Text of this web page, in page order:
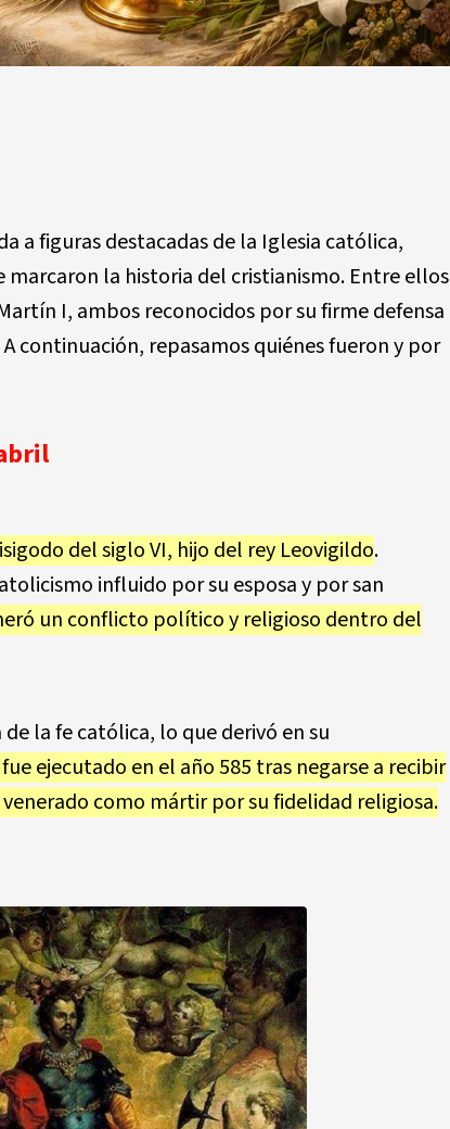
a figuras destacadas de la Iglesia católica,
la historia del cristianismo. Entre ellos
I, ambos reconocidos por su firme defensa
continuación, repasamos quiénes fueron y por
del siglo VI, hijo del rey Leovigildo.
influido por su esposa y por san
un conflicto político y religioso dentro del
la fe católica, lo que derivó en su
ejecutado en el año 585 tras negarse a recibir
como mártir por su fidelidad religiosa.